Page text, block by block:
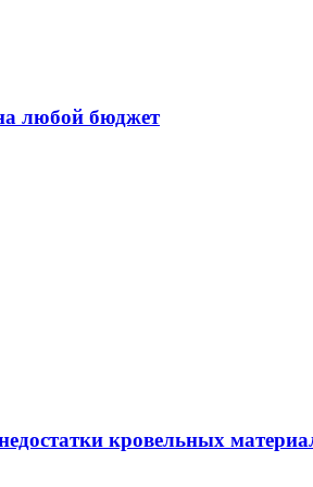
любой бюджет
кровельных